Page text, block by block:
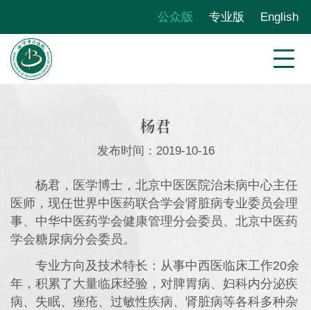
公众版 专业版 English
杨君
发布时间：2019-10-16
杨君，医学博士，北京中医医院治未病中心主任
医师，现任世界中医药联合学会肾脏病专业委员会理
事、中华中医药学会健康管理分会委员、北京中医药
学会糖尿病分会委员。
专业方向及技术特长：从事中西医临床工作20余
年，积累了大量临床经验，对脾胃病、妇科内分泌疾
病、失眠、痤疮、过敏性疾病、肾脏病等各科多种杂